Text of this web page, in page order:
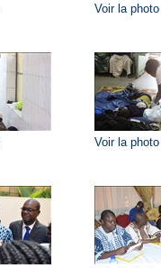
Voir la photo
Voir la photo